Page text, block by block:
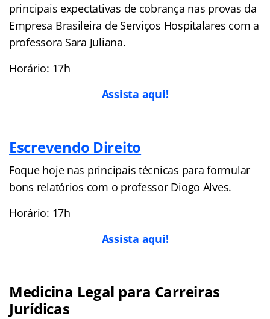
principais expectativas de cobrança nas provas da
Empresa Brasileira de Serviços Hospitalares com a
professora Sara Juliana.
Horário: 17h
Assista aqui!
Escrevendo Direito
Foque hoje nas principais técnicas para formular
bons relatórios com o professor Diogo Alves.
Horário: 17h
Assista aqui!
Medicina Legal para Carreiras
Jurídicas